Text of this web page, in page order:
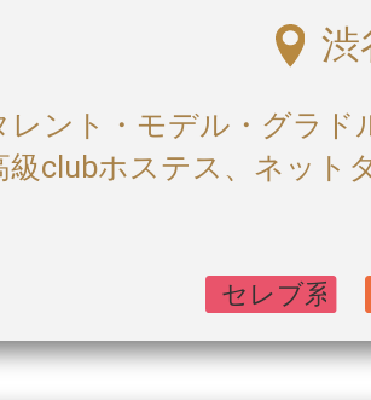
渋
レント・モデル・グラ
級clubホステス、ネット